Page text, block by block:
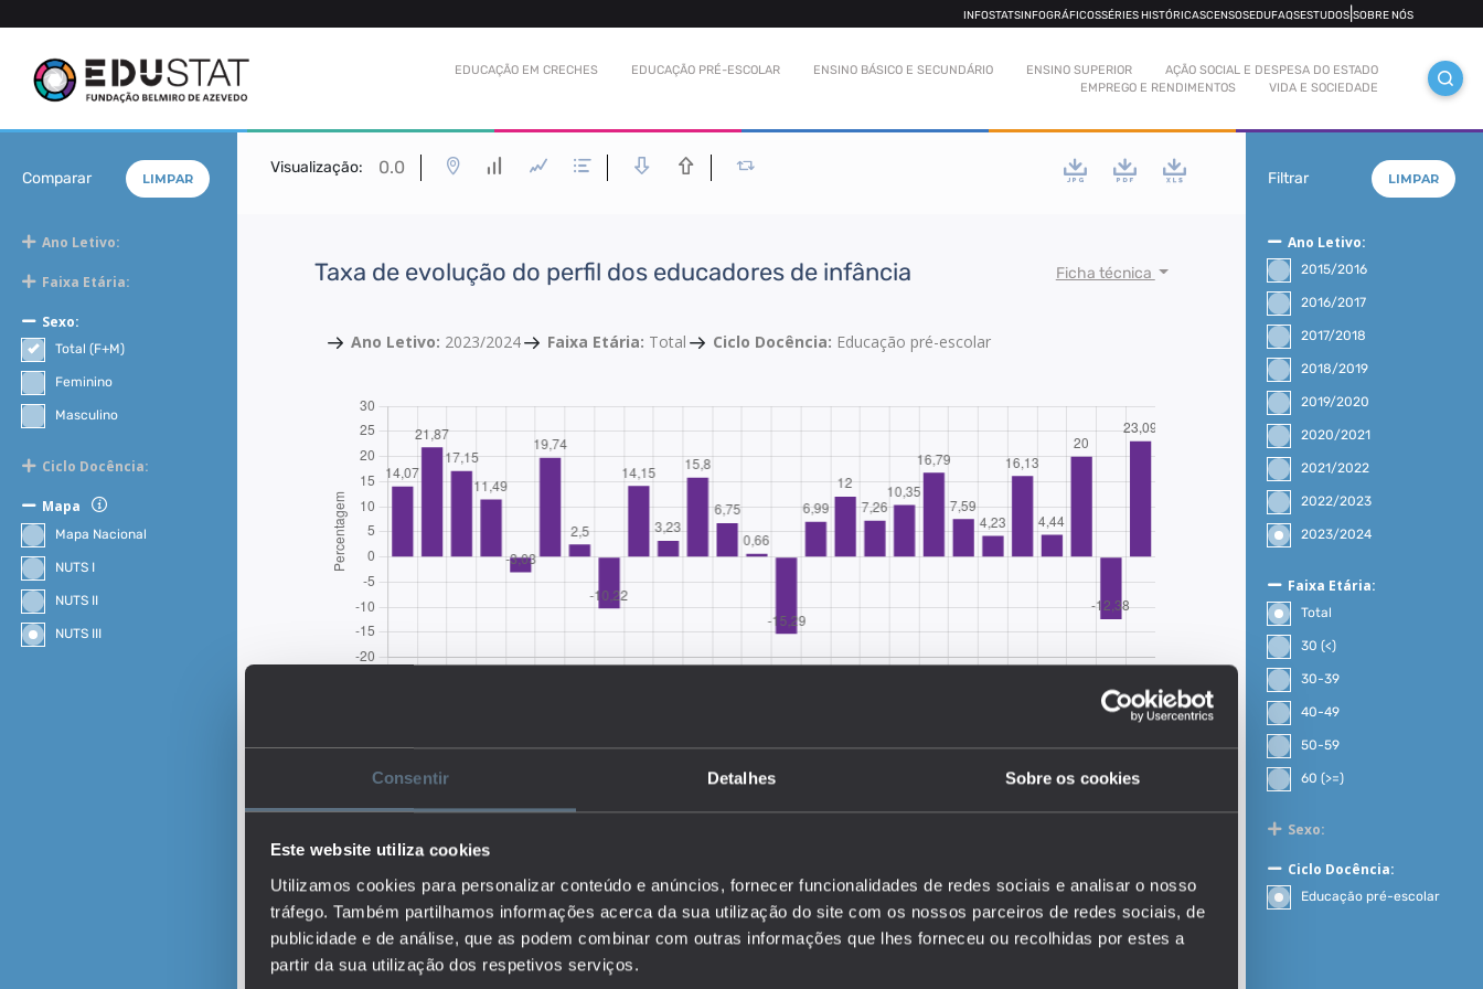
Consentir Detalhes Sobre os cookies
Este website utiliza cookies
Utilizamos cookies para personalizar conteúdo e anúncios, fornecer funcionalidades de redes sociais e analisar o nosso
tráfego. Também partilhamos informações acerca da sua utilização do site com os nossos parceiros de redes sociais, de
publicidade e de análise, que as podem combinar com outras informações que lhes forneceu ou recolhidas por estes a
partir da sua utilização dos respetivos serviços.
INFOSTATSINFOGRÁFICOSSÉRIES HISTÓRICASCENSOSEDUFAQSESTUDOS SOBRE NÓS
EDUCAÇÃO EM CRECHES EDUCAÇÃO PRÉ-ESCOLAR ENSINO BÁSICO E SECUNDÁRIO ENSINO SUPERIOR
AÇÃO SOCIAL E DESPESA DO ESTADO
EMPREGO E RENDIMENTOS
VIDA E SOCIEDADE
Comparar LIMPAR
Ano Letivo:
Faixa Etária:
Sexo:
Total (F+M)
Feminino
Masculino
Ciclo Docência:
Mapa
Mapa Nacional
NUTS I
NUTS II
NUTS III
Visualização: 0.0
Taxa de evolução do perfil dos educadores de infância Ficha técnica
Ano Letivo: 2023/2024 Faixa Etária: Total Ciclo Docência: Educação pré-escolar
Descrição:
O indicador representa a taxa de evolução do perfil dos educadores do pré-escolar em
exercício de funções em Portugal. Este indicador pode revelar a taxa de
Filtrar LIMPAR
Ano Letivo:
2015/2016
2016/2017
2017/2018
2018/2019
2019/2020
2020/2021
2021/2022
2022/2023
2023/2024
Faixa Etária:
Total
30 (<)
30-39
40-49
50-59
60 (>=)
Sexo:
Ciclo Docência:
Educação pré-escolar